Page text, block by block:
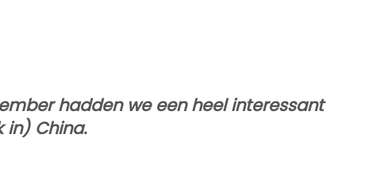
hadden we een heel interessant
in) China.